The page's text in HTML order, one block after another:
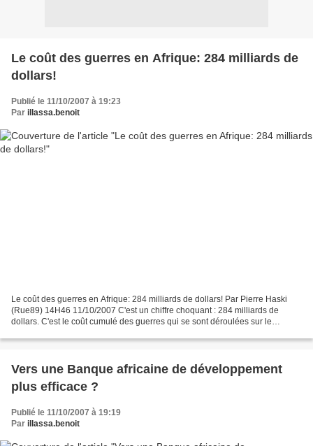
Le coût des guerres en Afrique: 284 milliards de
dollars!
Publié le 11/10/2007 à 19:23
Par illassa.benoit
Le coût des guerres en Afrique: 284 milliards de dollars! Par Pierre Haski
(Rue89) 14H46 11/10/2007 C'est un chiffre choquant : 284 milliards de
dollars. C'est le coût cumulé des guerres qui se sont déroulées sur le
Vers une Banque africaine de développement
plus efficace ?
Publié le 11/10/2007 à 19:19
Par illassa.benoit